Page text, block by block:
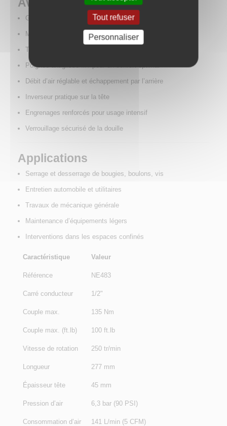
Tout refuser
Personnaliser
Gâchette à 2 niveaux de pression pour un meilleur contrôle
Moteur puissant (250 tr/min) et couple élevé (135 Nm)
Tête ultra fine de 45 mm pour accès restreint
Poignée antiglisse M7 pour un confort optimal
Débit d’air réglable et échappement par l’arrière
Inverseur pratique sur la tête
Engrenages renforcés pour usage intensif
Verrouillage sécurisé de la douille
Applications
Serrage et desserrage de bougies, boulons, vis
Entretien automobile et utilitaires
Travaux de mécanique générale
Maintenance d’équipements légers
Interventions dans les espaces confinés
Caractéristique Valeur
Référence NE483
Carré conducteur 1/2"
Couple max. 135 Nm
Couple max. (ft.lb) 100 ft.lb
Vitesse de rotation 250 tr/min
Longueur 277 mm
Épaisseur tête 45 mm
Pression d’air 6,3 bar (90 PSI)
Consommation d’air 141 L/min (5 CFM)